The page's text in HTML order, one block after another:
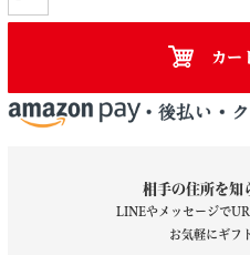
カー
相手の住所を知
LINEやメッセージで
お気軽にギフ